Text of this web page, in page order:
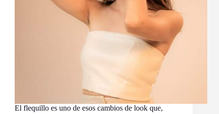
El flequillo es uno de esos cambios de look que,